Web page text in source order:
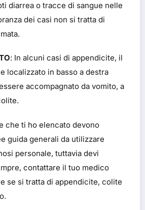
diarrea o tracce di sangue nelle
dei casi non si tratta di
: In alcuni casi di appendicite, il
localizzato in basso a destra
accompagnato da vomito, a
che ti ho elencato devono
guida generali da utilizzare
personale, tuttavia devi
contattare il tuo medico
se si tratta di appendicite, colite